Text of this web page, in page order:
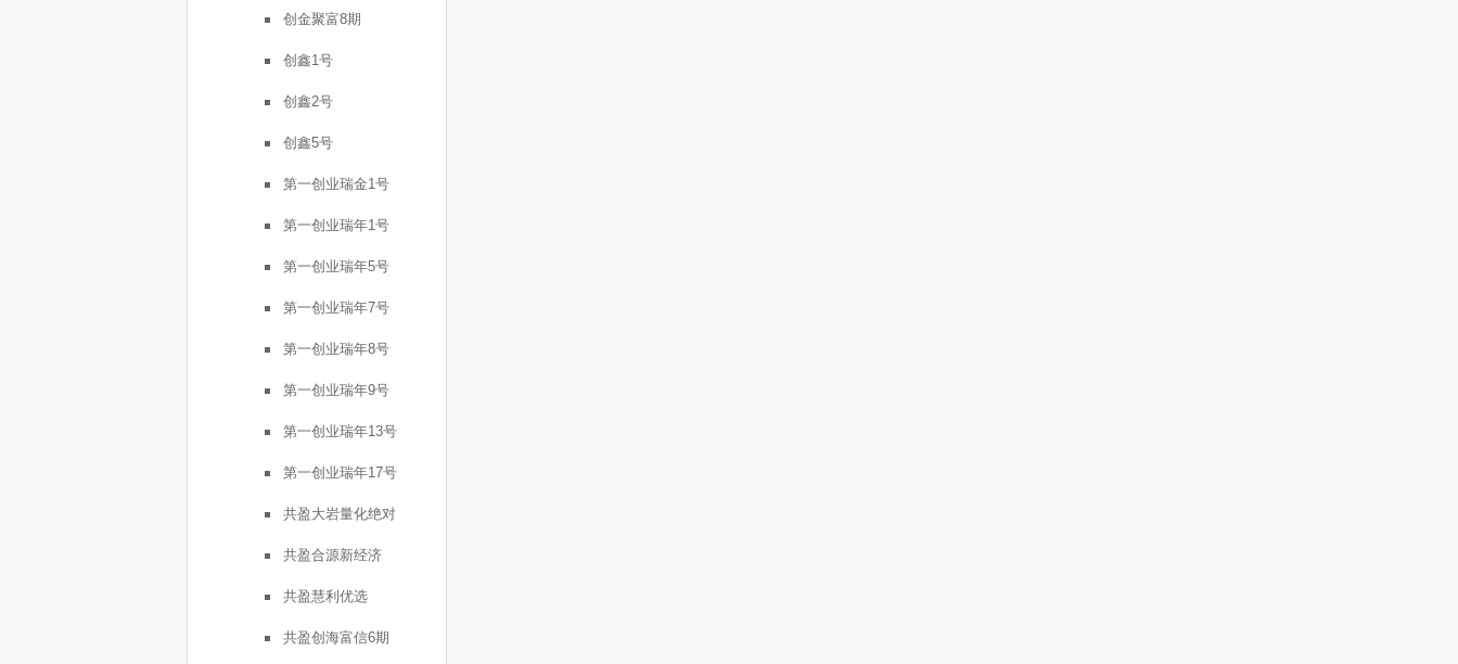
创金聚富8期
创鑫1号
创鑫2号
创鑫5号
第一创业瑞金1号
第一创业瑞年1号
第一创业瑞年5号
第一创业瑞年7号
第一创业瑞年8号
第一创业瑞年9号
第一创业瑞年13号
第一创业瑞年17号
共盈大岩量化绝对
共盈合源新经济
共盈慧利优选
共盈创海富信6期